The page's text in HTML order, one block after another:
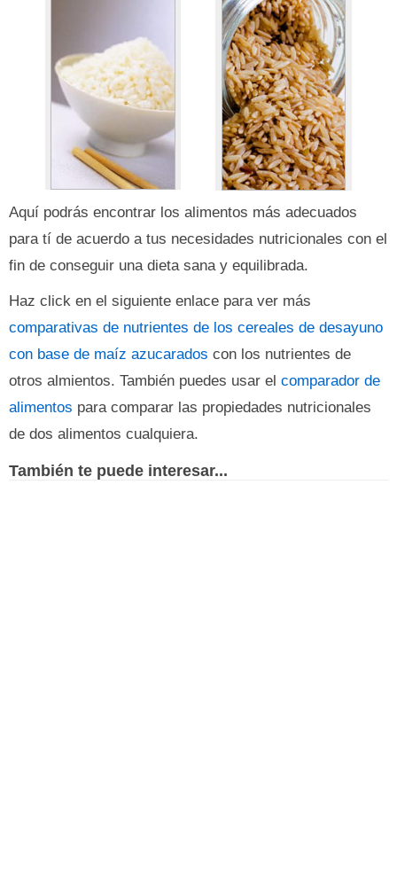
Aquí podrás encontrar los alimentos más adecuados
para tí de acuerdo a tus necesidades nutricionales con el
fin de conseguir una dieta sana y equilibrada.
Haz click en el siguiente enlace para ver más
comparativas de nutrientes de los cereales de desayuno
con base de maíz azucarados con los nutrientes de
otros almientos. También puedes usar el comparador de
alimentos para comparar las propiedades nutricionales
de dos alimentos cualquiera.
También te puede interesar...